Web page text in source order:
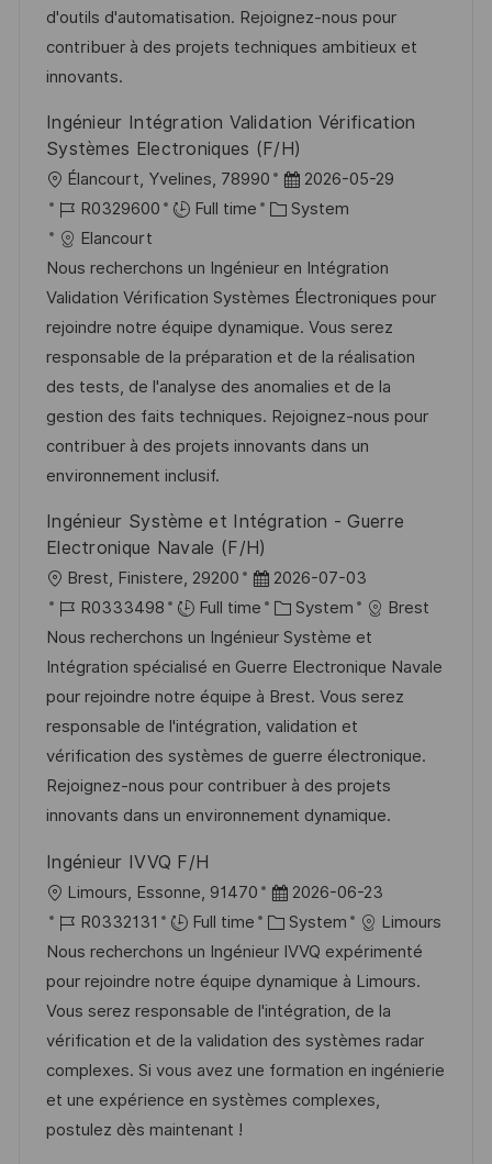
a
t
e
r
y
d'outils d'automatisation. Rejoignez-nous pour
contribuer à des projets techniques ambitieux et
innovants.
Ingénieur Intégration Validation Vérification
Systèmes Electroniques (F/H)
L
o
c
a
t
i
o
n
Élancourt, Yvelines, 78990
P
o
t
e
d
D
a
t
e
2026-05-29
J
o
b
I
d
R0329600 Full time
C
t
e
g
o
r
y
System
Elancourt
Nous recherchons un Ingénieur en Intégration
Validation Vérification Systèmes Électroniques pour
rejoindre notre équipe dynamique. Vous serez
responsable de la préparation et de la réalisation
des tests, de l'analyse des anomalies et de la
gestion des faits techniques. Rejoignez-nous pour
contribuer à des projets innovants dans un
environnement inclusif.
Ingénieur Système et Intégration - Guerre
Electronique Navale (F/H)
L
o
c
a
t
i
o
n
Brest, Finistere, 29200
P
o
s
t
e
d
D
a
t
2026-07-03
J
o
b
I
d
R0333498 Full time
C
a
t
e
g
o
r
y
System
Brest
Nous recherchons un Ingénieur Système et
Intégration spécialisé en Guerre Electronique Navale
pour rejoindre notre équipe à Brest. Vous serez
responsable de l'intégration, validation et
vérification des systèmes de guerre électronique.
Rejoignez-nous pour contribuer à des projets
innovants dans un environnement dynamique.
Ingénieur IVVQ F/H
L
o
c
a
t
i
o
n
Limours, Essonne, 91470
P
o
s
t
e
d
D
a
2026-06-23
J
o
b
I
d
R0332131 Full time
C
a
t
e
g
o
r
System
Limours
Nous recherchons un Ingénieur IVVQ expérimenté
pour rejoindre notre équipe dynamique à Limours.
Vous serez responsable de l'intégration, de la
vérification et de la validation des systèmes radar
complexes. Si vous avez une formation en ingénierie
et une expérience en systèmes complexes,
postulez dès maintenant !